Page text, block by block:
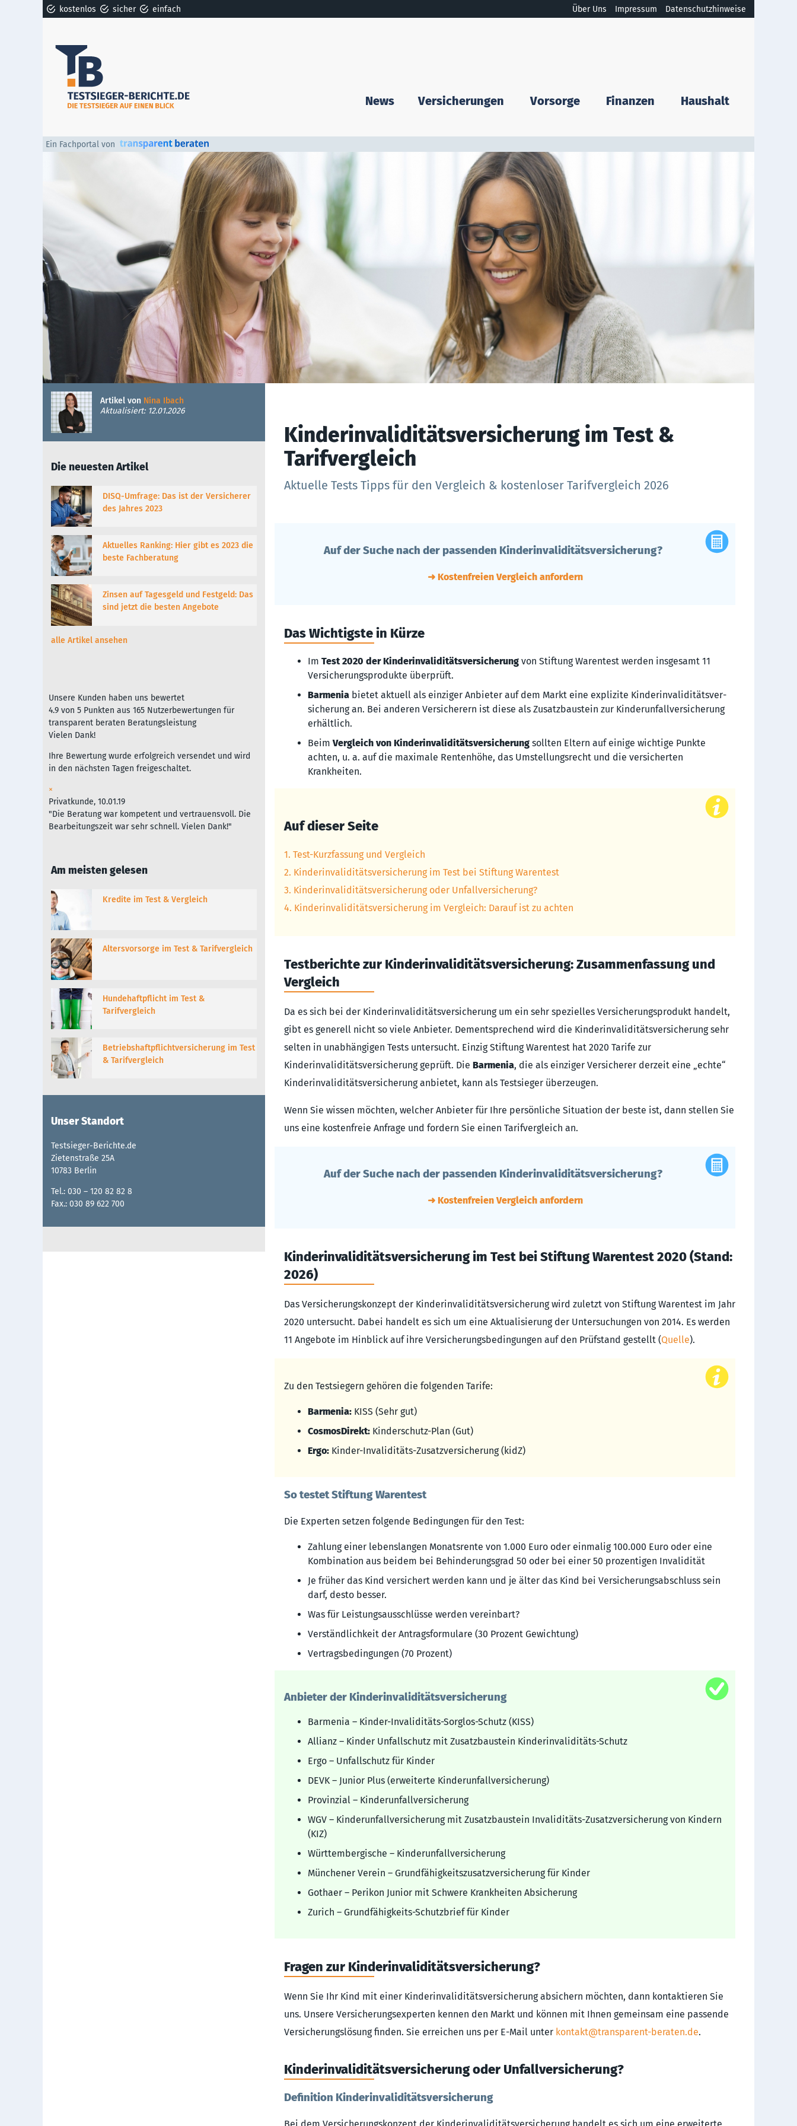
kostenlos sicher einfach Über Uns Impressum Datenschutzhinweise
News Versicherungen Vorsorge Finanzen Haushalt
Ein Fachportal von
Artikel von Nina Ibach
Aktualisiert: 12.01.2026
Kinder­inva­lidi­täts­ver­siche­rung im Test &
Tarifvergleich
Aktuelle Tests Tipps für den Vergleich & kostenloser Tarifvergleich 2026
Auf der Suche nach der passenden Kinderinvaliditätsversicherung?
➜ Kostenfreien Vergleich anfordern
Das Wichtigste in Kürze
Im Test 2020 der Kinder­inva­lidi­täts­ver­siche­rung von Stiftung Warentest werden insgesamt 11
Versicherungsprodukte überprüft.
Barmenia bietet aktuell als einziger Anbieter auf dem Markt eine explizite Kinder­inva­lidi­täts­ver­
siche­rung an. Bei anderen Versicherern ist diese als Zusatzbaustein zur Kinder­unfall­versicherung
erhältlich.
BeimVergleich von Kinder­inva­lidi­täts­ver­siche­rung sollten Eltern auf einige wichtige Punkte
achten, u. a. auf die maximale Rentenhöhe, das Um­stellungs­recht und die versicherten
Krankheiten.
Auf dieser Seite
1. Test-Kurzfassung und Vergleich
2. Kinder­inva­lidi­täts­ver­siche­rung im Test bei Stiftung Warentest
3. Kinder­inva­lidi­täts­ver­siche­rung oder Unfallversicherung?
4. Kinder­inva­lidi­täts­ver­siche­rung im Vergleich: Darauf ist zu achten
Testberichte zur Kinderinvaliditätsversicherung: Zusammenfassung und
Vergleich
Da es sich bei der Kinder­inva­lidi­täts­ver­siche­rung um ein sehr spezielles Versicherungsprodukt handelt,
gibt es generell nicht so viele Anbieter. Dementsprechend wird die Kinder­inva­lidi­täts­ver­siche­rung sehr
selten in unabhängigen Tests untersucht. Einzig Stiftung Warentest hat 2020 Tarife zur
Kinderinvaliditätsversicherung geprüft. Die Barmenia, die als einziger Versicherer derzeit eine „echte“
Kinderinvaliditätsversicherung anbietet, kann als Testsieger überzeugen.
Wenn Sie wissen möchten, welcher Anbieter für Ihre persönliche Situation der beste ist, dann stellen Sie
uns eine kostenfreie Anfrage und fordern Sie einen Tarifvergleich an.
Auf der Suche nach der passenden Kinderinvaliditätsversicherung?
➜ Kostenfreien Vergleich anfordern
Kinder­inva­lidi­täts­ver­siche­rung im Test bei Stiftung Warentest 2020 (Stand:
2026)
Das Versicherungskonzept der Kinder­inva­lidi­täts­ver­siche­rung wird zuletzt von Stiftung Warentest im Jahr
2020 untersucht. Dabei handelt es sich um eine Aktualisierung der Untersuchungen von 2014. Es werden
11 Angebote im Hinblick auf ihre Versicherungsbedingungen auf den Prüfstand gestellt (Quelle).
Zu den Testsiegern gehören die folgenden Tarife:
Barmenia: KISS (Sehr gut)
CosmosDirekt: Kinderschutz-Plan (Gut)
Ergo: Kinder-Invaliditäts-Zusatzversicherung (kidZ)
So testet Stiftung Warentest
Die Experten setzen folgende Bedingungen für den Test:
Zahlung einer lebenslangen Monatsrente von 1.000 Euro oder einmalig 100.000 Euro oder eine
Kombination aus beidem bei Behinderungs­grad 50 oder bei einer 50 prozentigen Invalidität
Je früher das Kind versichert werden kann und je älter das Kind bei Versicherungsabschluss sein
darf, desto besser.
Was für Leistungsausschlüsse werden vereinbart?
Verständlichkeit der Antragsformulare (30 Prozent Gewichtung)
Vertragsbedingungen (70 Prozent)
Anbieter der Kinder­inva­lidi­täts­ver­siche­rung
Barmenia – Kinder-Invaliditäts-Sorglos-Schutz (KISS)
Allianz – Kinder Unfallschutz mit Zusatzbaustein Kinder­invalidi­täts-Schutz
Ergo – Unfallschutz für Kinder
DEVK – Junior Plus (erweiterte Kinder­unfall­versicherung)
Provinzial – Kinderunfallversicherung
WGV – Kinderunfallversicherung mit Zusatzbaustein Invaliditäts-Zusatzversicherung von Kindern
(KIZ)
Württembergische – Kinderunfallversicherung
Münchener Verein – Grund­fähig­keits­zusatz­versicherung für Kinder
Gothaer – Perikon Junior mit Schwere Krankheiten Absicherung
Zurich – Grund­fähigkeits-Schutz­brief für Kinder
Fragen zur Kinder­inva­lidi­täts­ver­siche­rung?
Wenn Sie Ihr Kind mit einer Kinder­inva­lidi­täts­ver­siche­rung absichern möchten, dann kontaktieren Sie
uns. Unsere Versicherungs­experten kennen den Markt und können mit Ihnen gemeinsam eine passende
Versicherungslösung finden. Sie erreichen uns per E-Mail unter kontakt@transparent-beraten.de.
Kinder­inva­lidi­täts­ver­siche­rung oder Unfallversicherung?
Definition Kinder­inva­lidi­täts­ver­siche­rung
Bei dem Versicherungskonzept der Kinder­inva­lidi­täts­ver­siche­rung handelt es sich um eine erweiterte,
Die neuesten Artikel
DISQ-Umfrage: Das ist der Versicherer
des Jahres 2023
Aktuelles Ranking: Hier gibt es 2023 die
beste Fachberatung
Zinsen auf Tagesgeld und Festgeld: Das
sind jetzt die besten Angebote
alle Artikel ansehen
Unsere Kunden haben uns bewertet
4.9 von 5 Punkten aus 165 Nutzerbewertungen für
transparent beraten Beratungsleistung
Vielen Dank!
Ihre Bewertung wurde erfolgreich versendet und wird
in den nächsten Tagen freigeschaltet.
×
Privatkunde, 10.01.19
"Die Beratung war kompetent und vertrauensvoll. Die
Bearbeitungszeit war sehr schnell. Vielen Dank!"
Am meisten gelesen
Kredite im Test & Vergleich
Altersvorsorge im Test & Tarifvergleich
Hundehaftpflicht im Test &
Tarifvergleich
Betriebshaftpflichtversicherung im Test
& Tarifvergleich
Unser Standort
Testsieger-Berichte.de
Zietenstraße 25A
10783 Berlin
Tel.: 030 – 120 82 82 8
Fax.: 030 89 622 700